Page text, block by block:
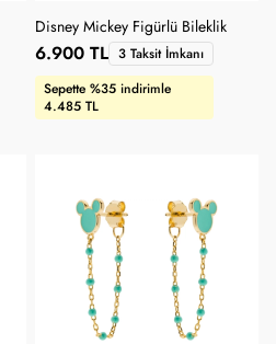
Disney Mickey Figürlü Bileklik
Sepette %35 indirimle
4.485 TL
6.900 TL 3 Taksit İmkanı